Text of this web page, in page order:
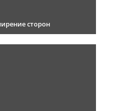
сторон